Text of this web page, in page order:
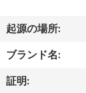
ロ
ダ
ク
Reserved.
起源の場所:
ブランド名:
証明: